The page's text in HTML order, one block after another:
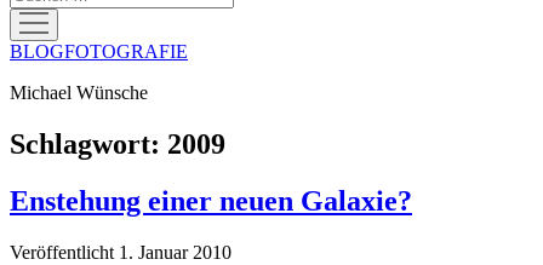
Menü
öffnen
BLOGFOTOGRAFIE
Michael Wünsche
Schlagwort: 2009
Enstehung einer neuen Galaxie?
Veröffentlicht 1. Januar 2010